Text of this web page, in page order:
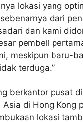
lokasi yang
dari
dan kami
pembeli
meskipun baru-
terduga.”
berkantor pusat
Asia di Hong Kong
lokasi